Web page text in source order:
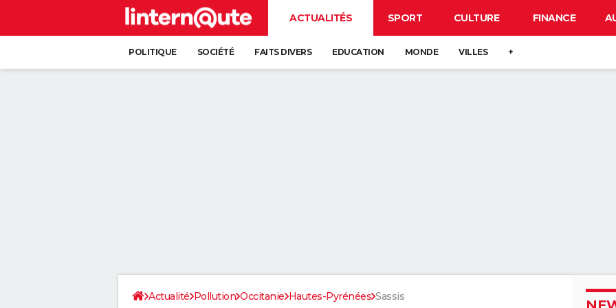
ACTUALITÉS SPORT CULTURE FINANCE
POLITIQUE SOCIÉTÉ FAITS DIVERS EDUCATION MONDE VILLES +
Actualité Pollution Occitanie Hautes-Pyrénées Sassis